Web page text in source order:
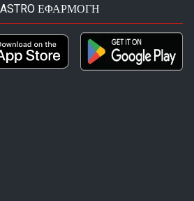
ΕΦΑΡΜΟΓΉ